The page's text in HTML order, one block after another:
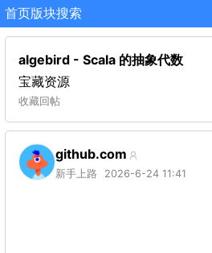
首页版块搜索
algebird - Scala 的抽象代数
宝藏资源
收藏回帖
github.com
新手上路 2026-6-24 11:41